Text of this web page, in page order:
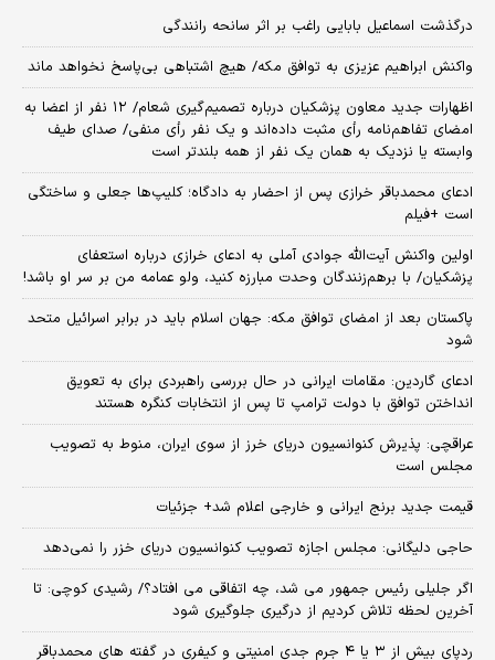
درگذشت اسماعیل بابایی راغب بر اثر سانحه رانندگی
واکنش ابراهیم عزیزی به توافق مکه/ هیچ اشتباهی بی‌پاسخ نخواهد ماند
اظهارات جدید معاون پزشکیان درباره تصمیم‌گیری شعام/ ۱۲ نفر از اعضا به
امضای تفاهم‌نامه رأی مثبت داده‌اند و یک نفر رأی منفی/ صدای طیف
وابسته یا نزدیک به همان یک نفر از همه بلندتر است
ادعای محمدباقر خرازی پس از احضار به دادگاه؛ کلیپ‌ها جعلی و ساختگی
است +فیلم
اولین واکنش آیت‌الله جوادی آملی به ادعای خرازی درباره استعفای
پزشکیان/ با برهم‌زنندگان وحدت مبارزه کنید، ولو عمامه من بر سر او باشد!
پاکستان بعد از امضای توافق مکه: جهان اسلام باید در برابر اسرائیل متحد
شود
ادعای گاردین: مقامات ایرانی در حال بررسی راهبردی برای به تعویق
انداختن توافق با دولت ترامپ تا پس از انتخابات کنگره هستند
عراقچی: پذیرش کنوانسیون دریای خرز از سوی ایران، منوط به تصویب
مجلس است
قیمت جدید برنج ایرانی و خارجی اعلام شد+ جزئیات
حاجی دلیگانی: مجلس اجازه تصویب کنوانسیون دریای خزر را نمی‌دهد
اگر جلیلی رئیس جمهور می شد، چه اتفاقی می افتاد؟/ رشیدی کوچی: تا
آخرین لحظه تلاش کردیم از درگیری جلوگیری شود
ردپای بیش از ۳ یا ۴ جرم جدی امنیتی و کیفری در گفته های محمدباقر